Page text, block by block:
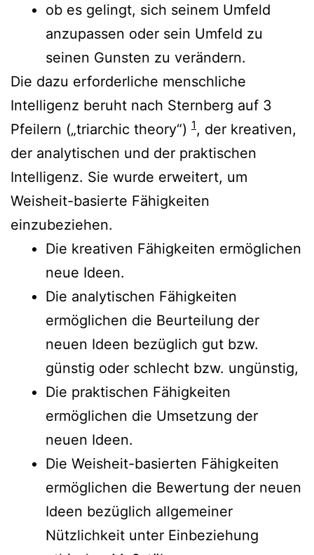
ob es gelingt, sich seinem Umfeld
anzupassen oder sein Umfeld zu
seinen Gunsten zu verändern.
Die dazu erforderliche menschliche
Intelligenz beruht nach Sternberg auf 3
Pfeilern („triarchic theory“) 1 , der kreativen,
der analytischen und der praktischen
Intelligenz. Sie wurde erweitert, um
Weisheit-basierte Fähigkeiten
einzubeziehen.
Die kreativen Fähigkeiten ermöglichen
neue Ideen.
Die analytischen Fähigkeiten
ermöglichen die Beurteilung der
neuen Ideen bezüglich gut bzw.
günstig oder schlecht bzw. ungünstig,
Die praktischen Fähigkeiten
ermöglichen die Umsetzung der
neuen Ideen.
Die Weisheit-basierten Fähigkeiten
ermöglichen die Bewertung der neuen
Ideen bezüglich allgemeiner
Nützlichkeit unter Einbeziehung